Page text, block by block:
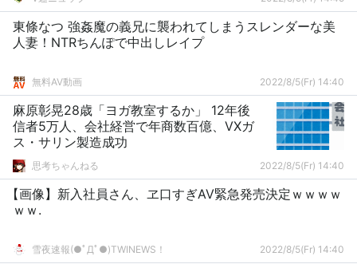
東條なつ 強姦魔の義兄に襲われてしまうスレンダーな美
人妻！NTRちんぽで中出しレイプ
無料AV動画 2022/8/5(Fr) 14:40
麻原彰晃28歳「ヨガ教室するか」 12年後
信者5万人、会社経営で年商数百億、VXガ
ス・サリン製造成功
思考ちゃんねる 2022/8/5(Fr) 14:40
【画像】新入社員さん、ヱ口すぎAV緊急発売決定ｗｗｗｗ
ｗｗ.
雪夜速報(●ﾟДﾟ●)TWINEWS！ 2022/8/5(Fr) 14:40